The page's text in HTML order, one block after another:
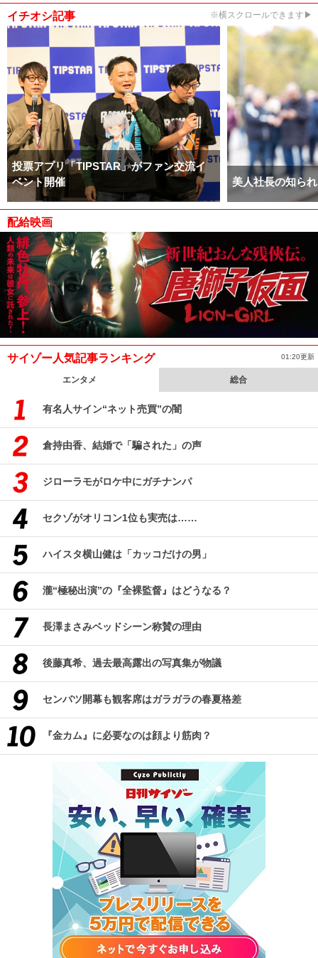
イチオシ記事 ※横スクロールできます▶
投票アプリ「TIPSTAR」がファン交流イ
ベント開催
美人社長の知ら
配給映画
サイゾー人気記事ランキング 01:20更新
エンタメ 総合
有名人サイン“ネット売買”の闇
倉持由香、結婚で「騙された」の声
ジローラモがロケ中にガチナンパ
セクゾがオリコン1位も実売は……
ハイスタ横山健は「カッコだけの男」
瀧“極秘出演”の『全裸監督』はどうなる？
長澤まさみベッドシーン称賛の理由
後藤真希、過去最高露出の写真集が物議
センバツ開幕も観客席はガラガラの春夏格差
『金カム』に必要なのは顔より筋肉？